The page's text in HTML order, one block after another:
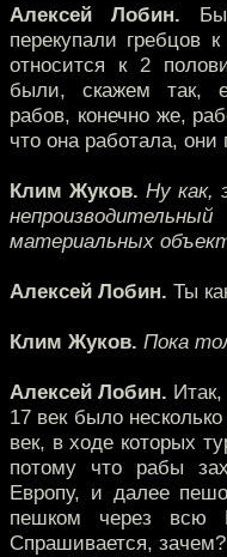
Алексей Лобин.
перекупали гребцов
относится к 2
были, скажем так,
рабов, конечно же,
что она работала, они
Клим Жуков. Ну как,
материальных
Алексей Лобин. Ты
Клим Жуков. Пока
Алексей Лобин.
17 век было
век, в ходе которых
потому что рабы
Европу, и далее
пешком через всю
Спрашивается, зачем?